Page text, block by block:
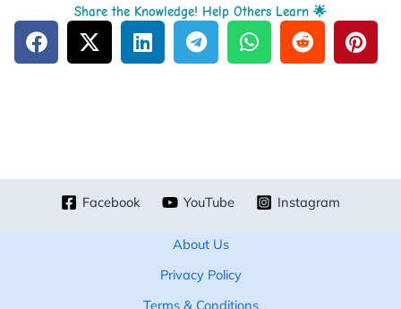
Share the Knowledge! Help Others Learn 🌟
Facebook YouTube Instagram
About Us
Privacy Policy
Terms & Conditions